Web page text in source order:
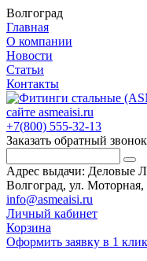
Волгоград
Главная
О компании
Новости
Статьи
Контакты
+7(800) 555-32-13
Заказать обратный звонок
Адрес выдачи: Деловые
Волгоград, ул. Моторная,
info@asmeaisi.ru
Личный кабинет
Корзина
Оформить заявку в 1 клик